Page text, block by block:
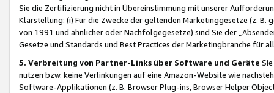
Sie die Zertifizierung nicht in Übereinstimmung mit unserer
Klarstellung: (i) Für die Zwecke der geltenden Marketinggesetze (z. B.
von 1991 und ähnlicher oder Nachfolgegesetze) sind Sie der
Gesetze und Standards und Best Practices der Marketingbranche für
5. Verbreitung von Partner-Links über Software und Geräte
nutzen bzw. keine Verlinkungen auf eine Amazon-Website wie
Software-Applikationen (z. B. Browser Plug-ins, Browser Helper